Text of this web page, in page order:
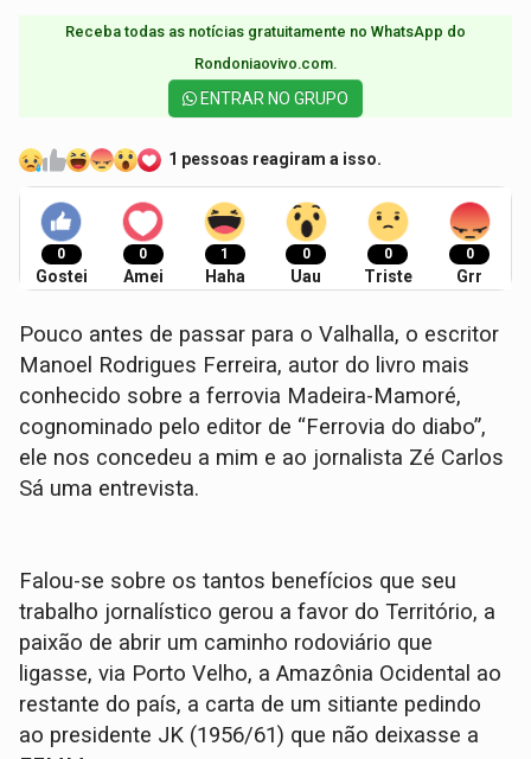
Receba todas as notícias gratuitamente no WhatsApp do
Rondoniaovivo.com.​
ENTRAR NO GRUPO
1 pessoas reagiram a isso.
0
Gostei
0
Amei
1
Haha
0
Uau
0
Triste
0
Grr
Pouco antes de passar para o Valhalla, o escritor
Manoel Rodrigues Ferreira, autor do livro mais
conhecido sobre a ferrovia Madeira-Mamoré,
cognominado pelo editor de “Ferrovia do diabo”,
ele nos concedeu a mim e ao jornalista Zé Carlos
Sá uma entrevista.
Falou-se sobre os tantos benefícios que seu
trabalho jornalístico gerou a favor do Território, a
paixão de abrir um caminho rodoviário que
ligasse, via Porto Velho, a Amazônia Ocidental ao
restante do país, a carta de um sitiante pedindo
ao presidente JK (1956/61) que não deixasse a